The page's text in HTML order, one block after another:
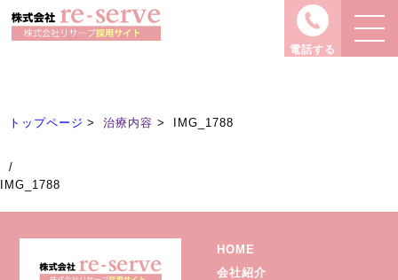
電話する
Treatment
トップページ 治療内容 IMG_1788
/
IMG_1788
HOME
会社紹介